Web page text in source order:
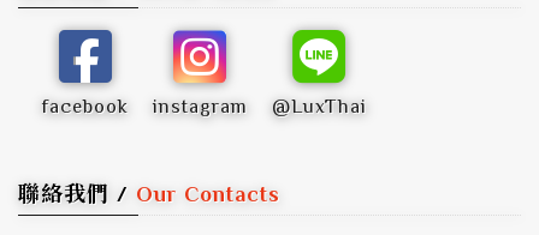
facebook instagram @LuxThai
聯絡我們 / Our Contacts